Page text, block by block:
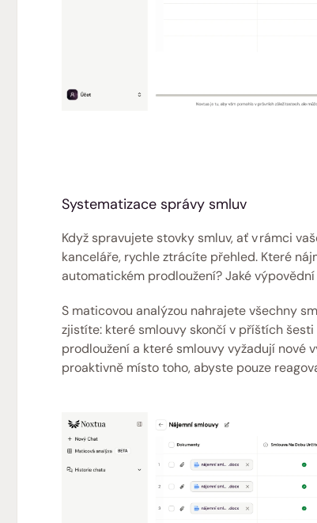
Systematizace správy smluv
Když spravujete stovky smluv, ať v rámci
kanceláře, rychle ztrácíte přehled. Které
automatickém prodloužení? Jaké
S maticovou analýzou nahrajete všechny
zjistíte: které smlouvy skončí v příštích
prodloužení a které smlouvy vyžadují nové
proaktivně místo toho, abyste pouze